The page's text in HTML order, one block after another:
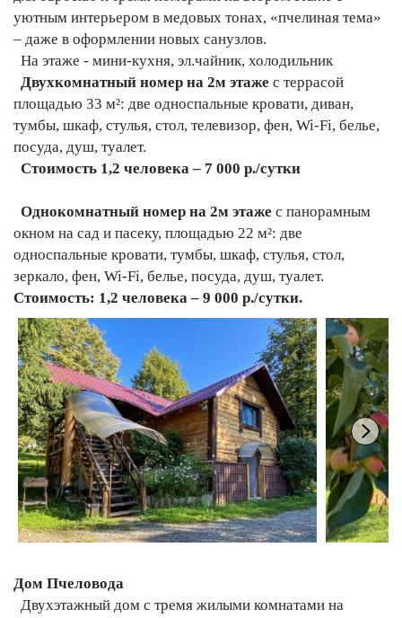
уютным интерьером в медовых тонах, «пчелиная тема»
– даже в оформлении новых санузлов.
На этаже - мини-кухня, эл.чайник, холодильник
Двухкомнатный номер на 2м этаже с террасой
площадью 33 м²: две односпальные кровати, диван,
тумбы, шкаф, стулья, стол, телевизор, фен, Wi-Fi, белье,
посуда, душ, туалет.
Стоимость 1,2 человека – 7 000 р./сутки
Однокомнатный номер на 2м этаже с панорамным
окном на сад и пасеку, площадью 22 м²: две
односпальные кровати, тумбы, шкаф, стулья, стол,
зеркало, фен, Wi-Fi, белье, посуда, душ, туалет.
Стоимость: 1,2 человека – 9 000 р./сутки.
Дом Пчеловода
Двухэтажный дом с тремя жилыми комнатами на